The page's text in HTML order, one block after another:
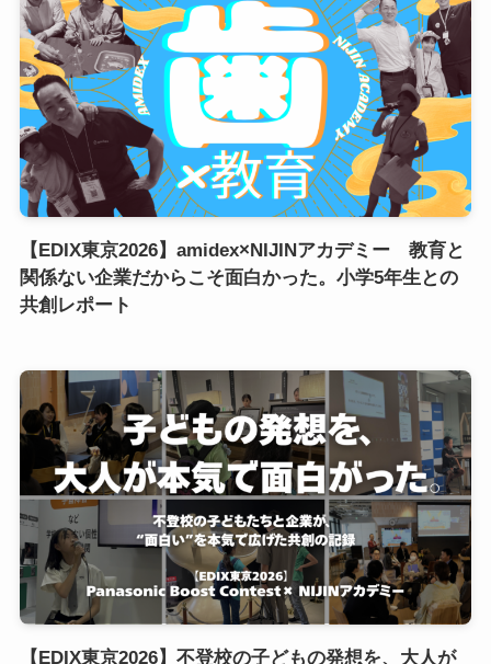
【EDIX東京2026】amidex×NIJINアカデミー 教育と
関係ない企業だからこそ面白かった。小学5年生との
共創レポート
【EDIX東京2026】不登校の子どもの発想を、大人が